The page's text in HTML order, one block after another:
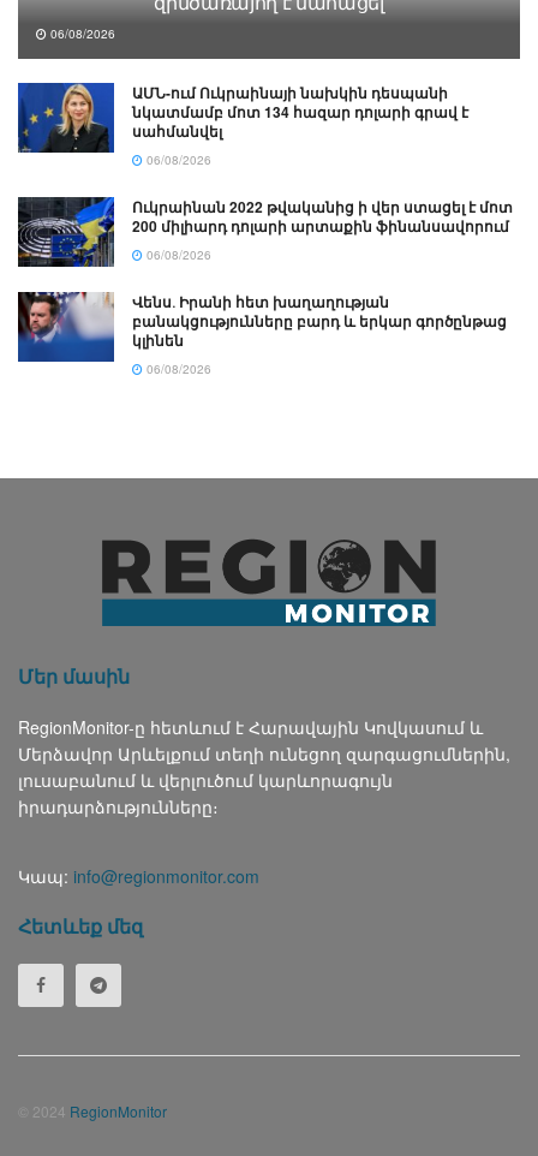
06/08/2026
ԱՄՆ-ում Ուկրաինայի նախկին դեսպանի
նկատմամբ մոտ 134 հազար դոլարի գրավ է
սահմանվել
06/08/2026
Ուկրաինան 2022 թվականից ի վեր ստացել է մոտ
200 միլիարդ դոլարի արտաքին ֆինանսավորում
06/08/2026
Վենս․ Իրանի հետ խաղաղության
բանակցությունները բարդ և երկար գործընթաց
կլինեն
06/08/2026
Մեր մասին
RegionMonitor-ը հետևում է Հարավային Կովկասում և
Մերձավոր Արևելքում տեղի ունեցող զարգացումներին,
լուսաբանում և վերլուծում կարևորագույն
իրադարձությունները։
Կապ: info@regionmonitor.com
Հետևեք մեզ
© 2024 RegionMonitor